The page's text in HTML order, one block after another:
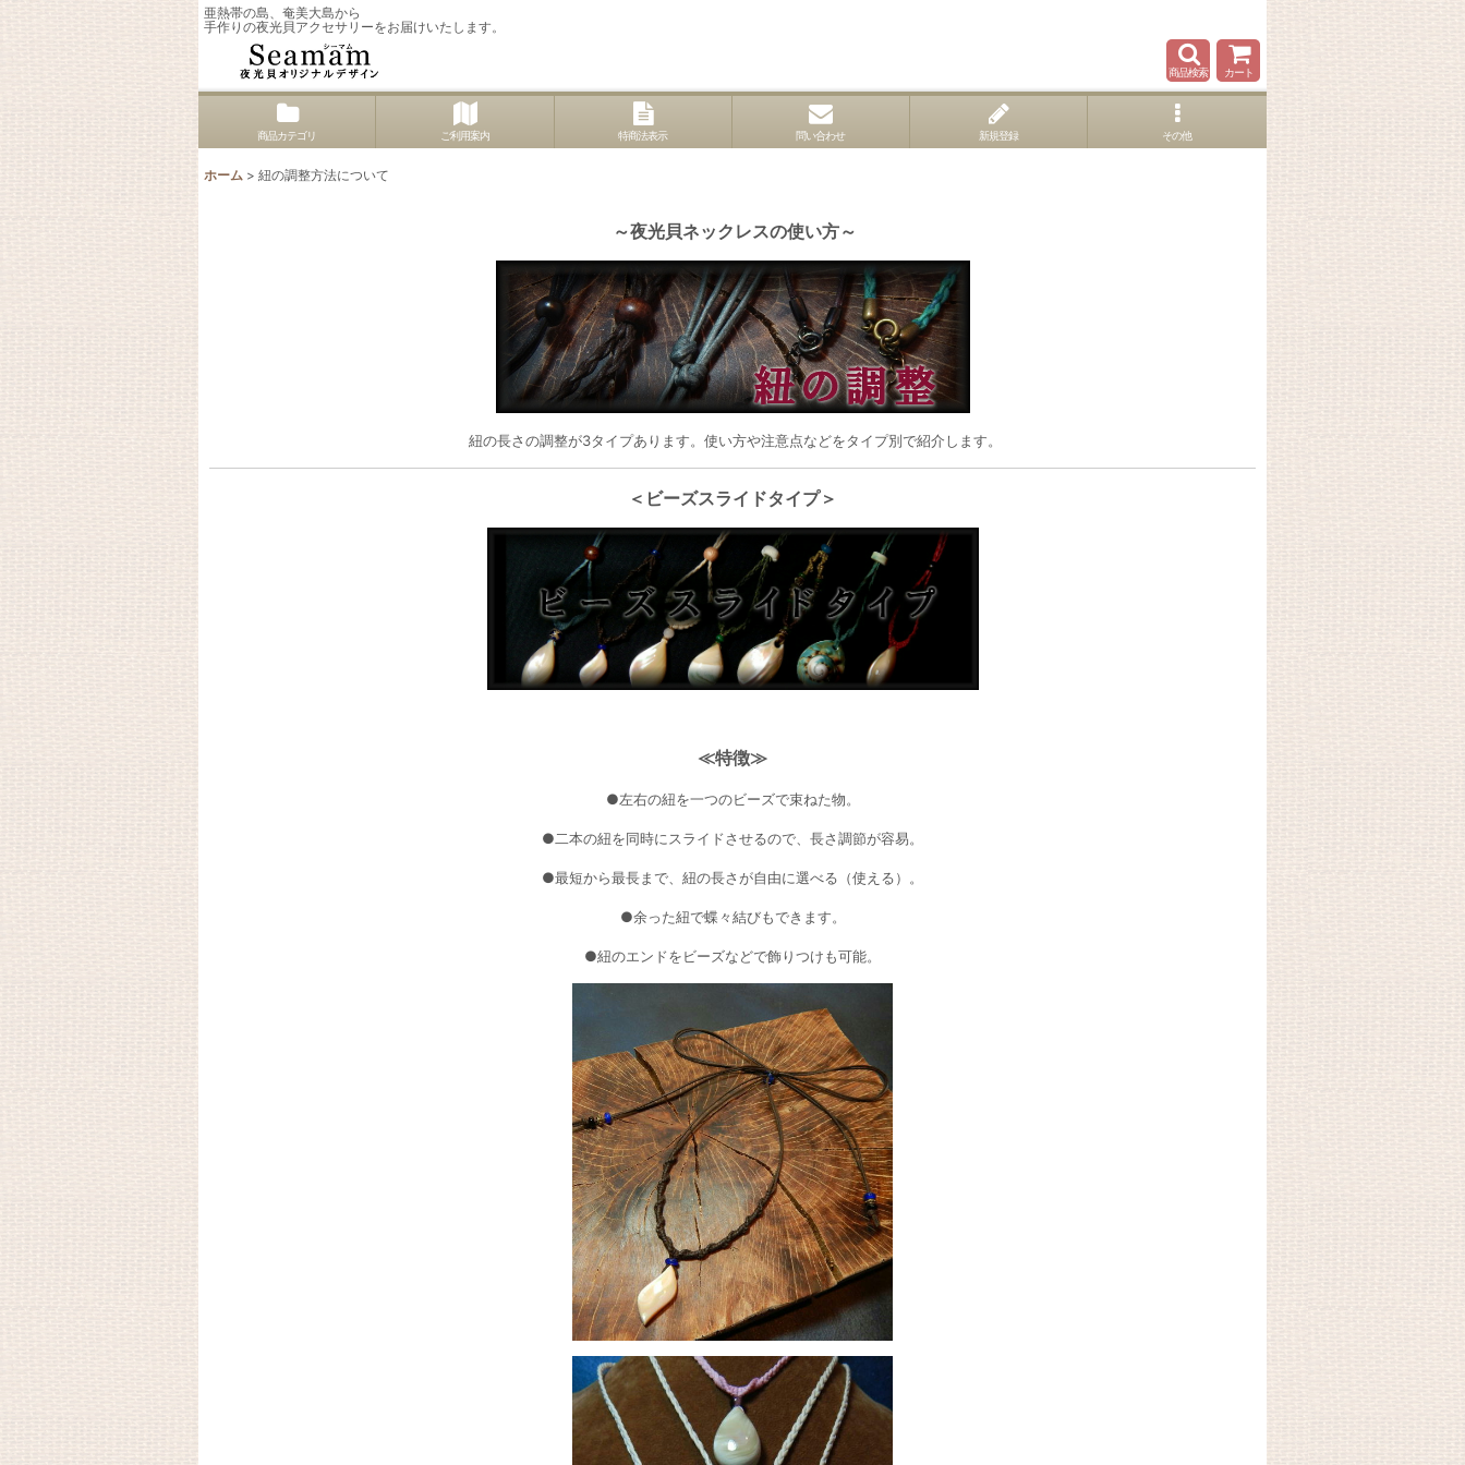
亜熱帯の島、奄美大島から
手作りの夜光貝アクセサリーをお届けいたします。
商品検索 カート
商品カテゴリ ご利用案内 特商法表示 問い合わせ 新規登録 その他
ホーム > 紐の調整方法について
～夜光貝ネックレスの使い方～
紐の長さの調整が3タイプあります。 使い方や注意点などをタイプ別で紹介します。
＜ビーズスライドタイプ＞
≪特徴≫
●左右の紐を一つのビーズで束ねた物。
●二本の紐を同時にスライドさせるので、長さ調節が容易。
●最短から最長まで、紐の長さが自由に選べる（使える）。
●余った紐で蝶々結びもできます。
●紐のエンドをビーズなどで飾りつけも可能。